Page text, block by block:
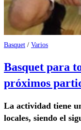
Basquet / Varios
Basquet para
próximos
La actividad tiene
locales, siendo el